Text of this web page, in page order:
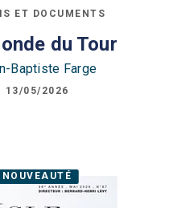
ET DOCUMENTS
du Tour
Baptiste Farge
13/05/2026
NOUVEAUTÉ